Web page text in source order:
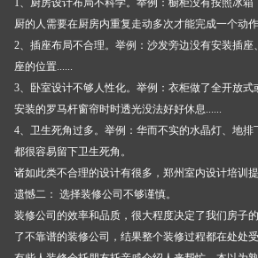
1、厨房设计布局不科学。举例：橱柜没有按照
厨的人需要在厨房内重复走动多次才能完成一个动作
2、插座布局不合理。举例：沙发旁边没有安装插
座的位置......
3、卧室设计不够人性化。举例：衣柜做了全开放
安装的罗马杆窗帘时时透光没法好好休息......
4、卫生死角过多。举例：华而不实的水晶灯、地
都很容易留下卫生死角。
诸如此类不合理的设计有很多，郑州室内设计培训
遗憾二： 选择装修公司不够谨慎。
装修公司的效率和品质，很大程度决定了我们房子
了不靠谱的装修公司，结果整个装修过程都在处处